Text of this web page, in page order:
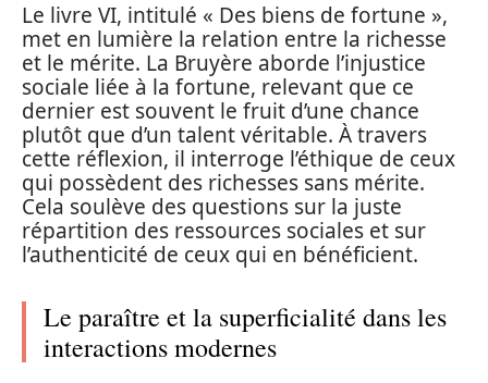
Le livre VI, intitulé « Des biens de fortune »,
met en lumière la relation entre la richesse
et le mérite. La Bruyère aborde l’injustice
sociale liée à la fortune, relevant que ce
dernier est souvent le fruit d’une chance
plutôt que d’un talent véritable. À travers
cette réflexion, il interroge l’éthique de ceux
qui possèdent des richesses sans mérite.
Cela soulève des questions sur la juste
répartition des ressources sociales et sur
l’authenticité de ceux qui en bénéficient.
Le paraître et la superficialité dans les
interactions modernes